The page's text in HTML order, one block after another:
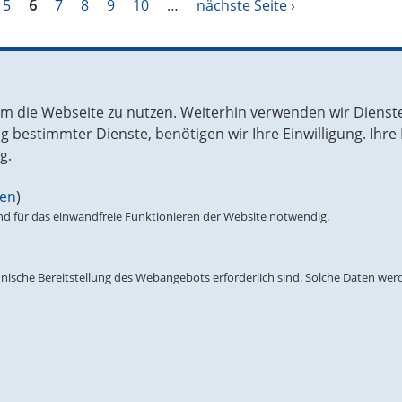
5 6 7 8 9 10 … nächste Seite ›
in der EVP-Fraktion
Parlament
71
49-30-227 757 75
30-227 769 58
Christlich Demokratische Union
People’s Party (EPP)
die Webseite zu nutzen. Weiterhin verwenden wir
bestimmter Dienste, benötigen wir Ihre Einwilligung.
)
für das einwandfreie Funktionieren der Website notwendig.
Bereitstellung des Webangebots erforderlich sind. Solche Daten